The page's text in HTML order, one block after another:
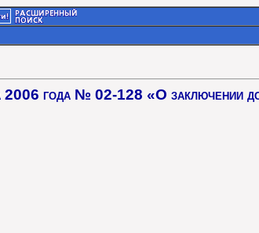
2006 года № 02-128 «О заключении